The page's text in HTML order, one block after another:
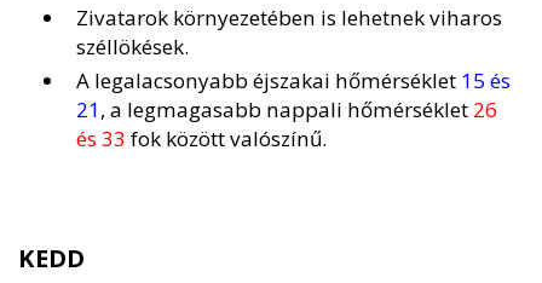
Zivatarok környezetében is lehetnek viharos
széllökések.
A legalacsonyabb éjszakai hőmérséklet 15 és
21, a legmagasabb nappali hőmérséklet 26
és 33 fok között valószínű.
KEDD